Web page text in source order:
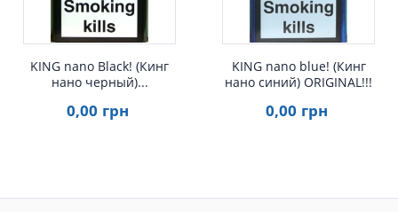
KING nano Black! (Кинг
нано черный)...
0,00 грн
KING nano blue! (Кинг
нано синий) ORIGINAL!!!
0,00 грн